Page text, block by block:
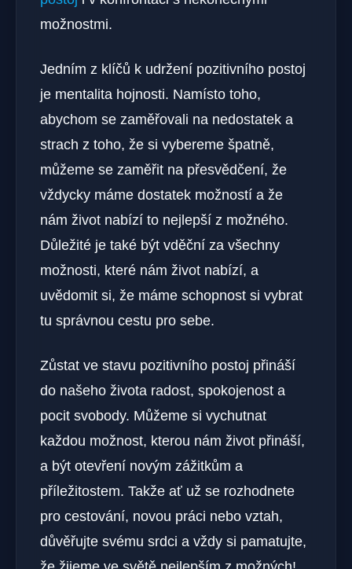
možnostmi.
Jedním z klíčů k udržení pozitivního postoj
je mentalita hojnosti. Namísto toho,
abychom se zaměřovali na nedostatek a
strach z toho, že si vybereme špatně,
můžeme se zaměřit na přesvědčení, že
vždycky máme dostatek možností a že
nám život nabízí to nejlepší z možného.
Důležité je také být vděční za všechny
možnosti, které nám život nabízí, a
uvědomit si, že máme schopnost si vybrat
tu správnou cestu pro sebe.
Zůstat ve stavu pozitivního postoj přináší
do našeho života radost, spokojenost a
pocit svobody. Můžeme si vychutnat
každou možnost, kterou nám život přináší,
a být otevření novým zážitkům a
příležitostem. Takže ať už se rozhodnete
pro cestování, novou práci nebo vztah,
důvěřujte svému srdci a vždy si pamatujte,